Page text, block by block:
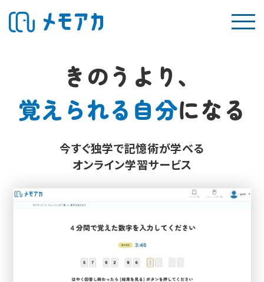
きのうより、
覚えられる自分になる
今すぐ独学で記憶術が学べる
オンライン学習サービス